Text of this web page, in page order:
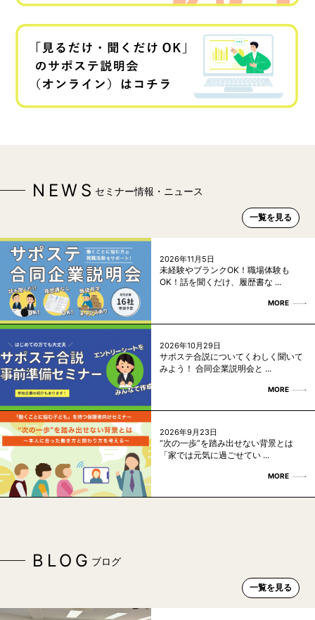
NEWS セミナー情報・ニュース
一覧を見る
2026年11月5日
未経験やブランクOK！職場体験も
OK！話を聞くだけ、履歴書な ...
MORE
2026年10月29日
サポステ合説についてくわしく聞いて
みよう！ 合同企業説明会と ...
MORE
2026年9月23日
“次の一歩”を踏み出せない背景とは
「家では元気に過ごせてい ...
MORE
BLOG ブログ
一覧を見る